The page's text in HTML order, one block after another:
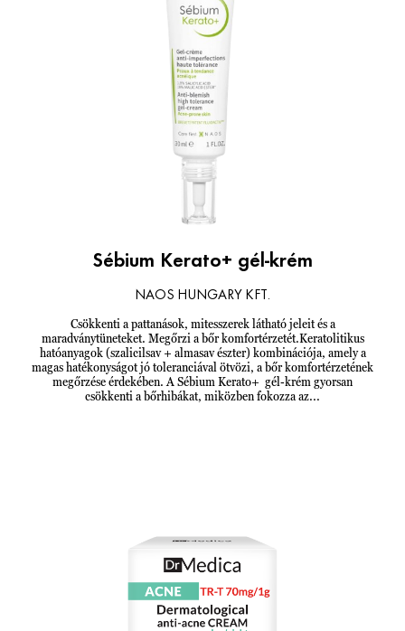
Sébium Kerato+ gél-krém
NAOS HUNGARY KFT.
Csökkenti a pattanások, mitesszerek látható jeleit és a
maradványtüneteket. Megőrzi a bőr komfortérzetét.Keratolitikus
hatóanyagok (szalicilsav + almasav észter) kombinációja, amely a
magas hatékonyságot jó toleranciával ötvözi, a bőr komfortérzetének
megőrzése érdekében. A Sébium Kerato+ gél-krém gyorsan
csökkenti a bőrhibákat, miközben fokozza az...